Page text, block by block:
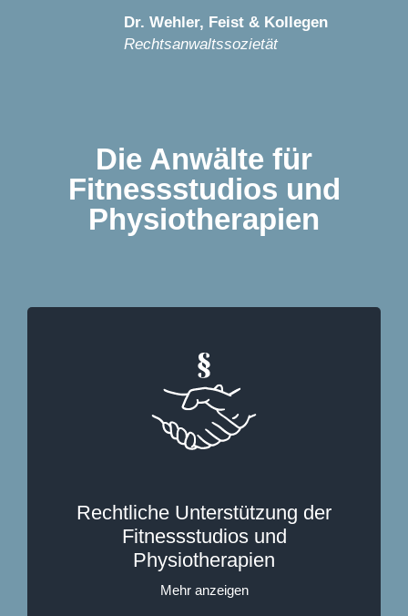
Dr. Wehler, Feist & Kollegen
Rechtsanwaltssozietät
Die Anwälte für
Fitnessstudios und
Physiotherapien
Rechtliche Unterstützung der
Fitnessstudios und
Physiotherapien
Mehr anzeigen